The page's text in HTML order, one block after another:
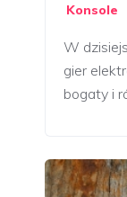
Konsole
W
gier
bogaty i